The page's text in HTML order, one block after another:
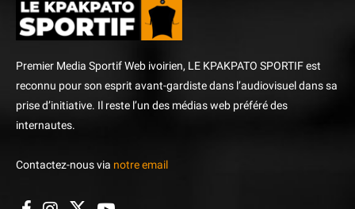
Premier Media Sportif Web ivoirien, LE KPAKPATO SPORTIF est
reconnu pour son esprit avant-gardiste dans l’audiovisuel dans sa
prise d’initiative. Il reste l’un des médias web préféré des
internautes.
Contactez-nous via notre email